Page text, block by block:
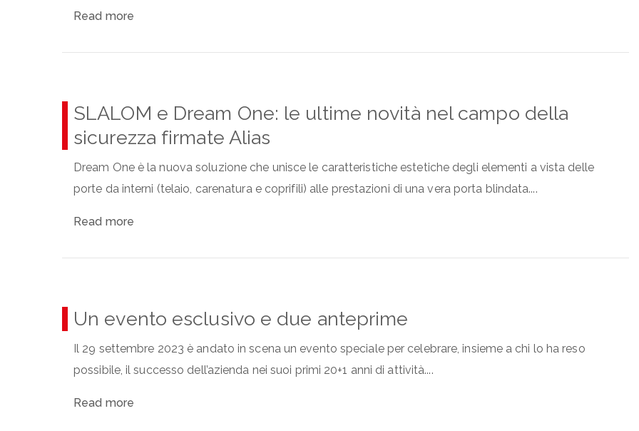
Read more
SLALOM e Dream One: le ultime novità nel campo della
sicurezza firmate Alias
Dream One è la nuova soluzione che unisce le caratteristiche estetiche degli elementi a vista delle
porte da interni (telaio, carenatura e coprifili) alle prestazioni di una vera porta blindata....
Read more
Un evento esclusivo e due anteprime
Il 29 settembre 2023 è andato in scena un evento speciale per celebrare, insieme a chi lo ha reso
possibile, il successo dell’azienda nei suoi primi 20+1 anni di attività....
Read more